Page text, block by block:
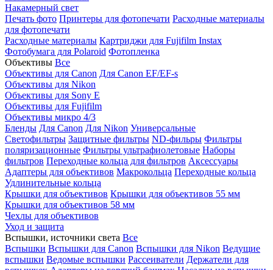
Накамерный свет
Печать фото Принтеры для фотопечати Расходные материалы
для фотопечати
Расходные материалы Картриджи для Fujifilm Instax
Фотобумага для Polaroid Фотопленка
Объективы Все
Объективы для Canon Для Canon EF/EF-s
Объективы для Nikon
Объективы для Sony E
Объективы для Fujifilm
Объективы микро 4/3
Бленды Для Canon Для Nikon Универсальные
Светофильтры Защитные фильтры ND-фильры Фильтры
поляризационные Фильтры ультрафиолетовые Наборы
фильтров Переходные кольца для фильтров Аксессуары
Адаптеры для объективов Макрокольца Переходные кольца
Удлинительные кольца
Крышки для объективов Крышки для объективов 55 мм
Крышки для объективов 58 мм
Чехлы для объективов
Уход и защита
Вспышки, источники света Все
Вспышки Вспышки для Canon Вспышки для Nikon Ведущие
вспышки Ведомые вспышки Рассеиватели Держатели для